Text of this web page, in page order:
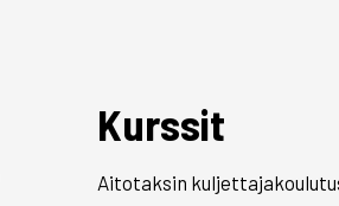
Kurssit
Aitotaksin